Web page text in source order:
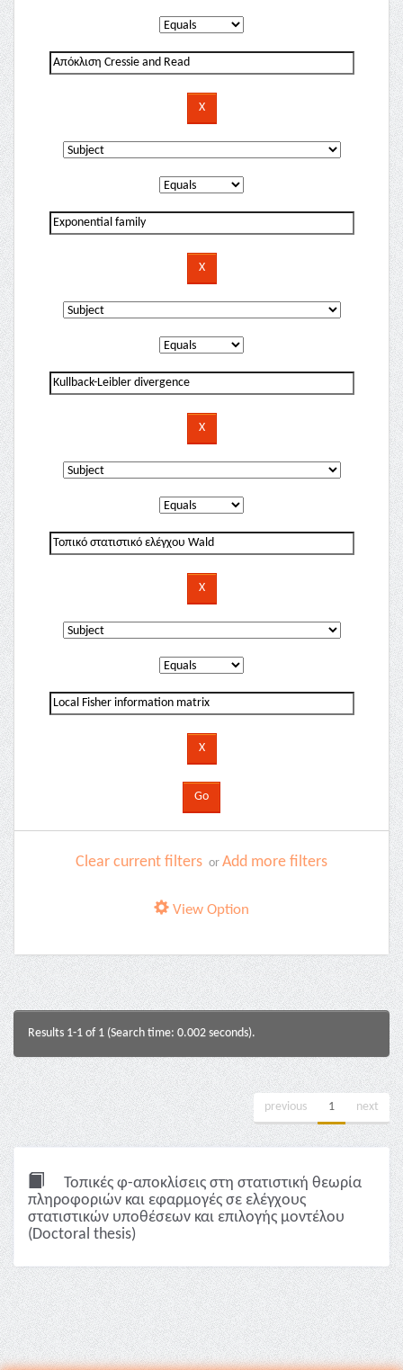
Clear current filters or Add more filters
View Option
Results 1-1 of 1 (Search time: 0.002 seconds).
previous 1 next
Τοπικές φ-αποκλίσεις στη στατιστική θεωρία
πληροφοριών και εφαρμογές σε ελέγχους
στατιστικών υποθέσεων και επιλογής μοντέλου
(Doctoral thesis)